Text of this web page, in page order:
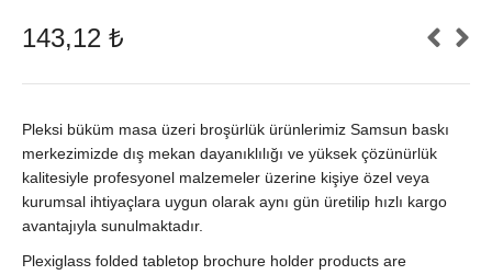
143,12 ₺
Pleksi büküm masa üzeri broşürlük ürünlerimiz Samsun baskı
merkezimizde dış mekan dayanıklılığı ve yüksek çözünürlük
kalitesiyle profesyonel malzemeler üzerine kişiye özel veya
kurumsal ihtiyaçlara uygun olarak aynı gün üretilip hızlı kargo
avantajıyla sunulmaktadır.
Plexiglass folded tabletop brochure holder products are